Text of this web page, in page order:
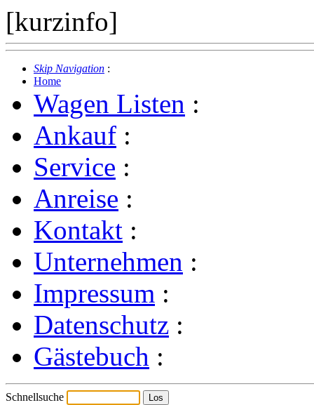
[kurzinfo]
Skip Navigation :
Home
Wagen Listen :
Ankauf :
Service :
Anreise :
Kontakt :
Unternehmen :
Impressum :
Datenschutz :
Gästebuch :
Schnellsuche